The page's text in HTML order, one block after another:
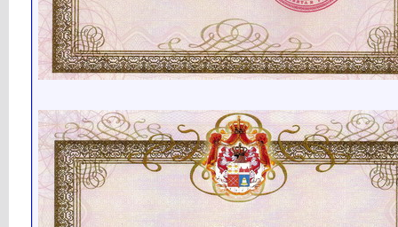
Кубарев
Имперский вестник № 15... 06.09.2020,16:00
Кубарев Имперский вестник № 16...15.09.2020,
Кубарев
Имперский вестник № 17...20.09.2020,16:16
Кубарев Первые двенадцать Патриархов...26.09.2020,16:22
Кубарев Второй десяток Патриархов...27.09.2020,09:02
Кубарев Кем был Авраам (19:49) Серия...01.10.2020,07:39
Кубарев Кем был Исаак (16:42) Серия...02.10.2020, 07:48
Кубарев Кем был Иаков (24:08) Серия...03.10.2020,09:37
Кубарев Имперский вестник № 19...04.10.2020,18:07
Кубарев
Кем был Иуда (15:29) Серия...05.10.2020,
Кубарев
Кем был Моисей (29:23) Серия... 06.10.2020,
Кубарев
Кем был Иисус Навин (22:32)...